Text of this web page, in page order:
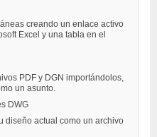
creando un enlace activo
Excel y una tabla en el
PDF y DGN importándolos,
un asunto.
DWG
diseño actual como un archivo